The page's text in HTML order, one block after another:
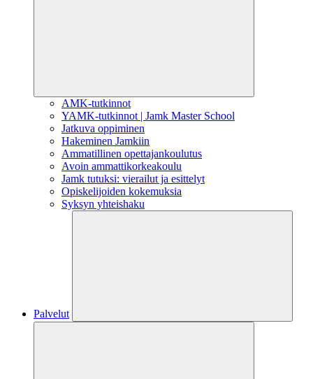
AMK-tutkinnot
YAMK-tutkinnot | Jamk Master School
Jatkuva oppiminen
Hakeminen Jamkiin
Ammatillinen opettajankoulutus
Avoin ammattikorkeakoulu
Jamk tutuksi: vierailut ja esittelyt
Opiskelijoiden kokemuksia
Syksyn yhteishaku
Palvelut